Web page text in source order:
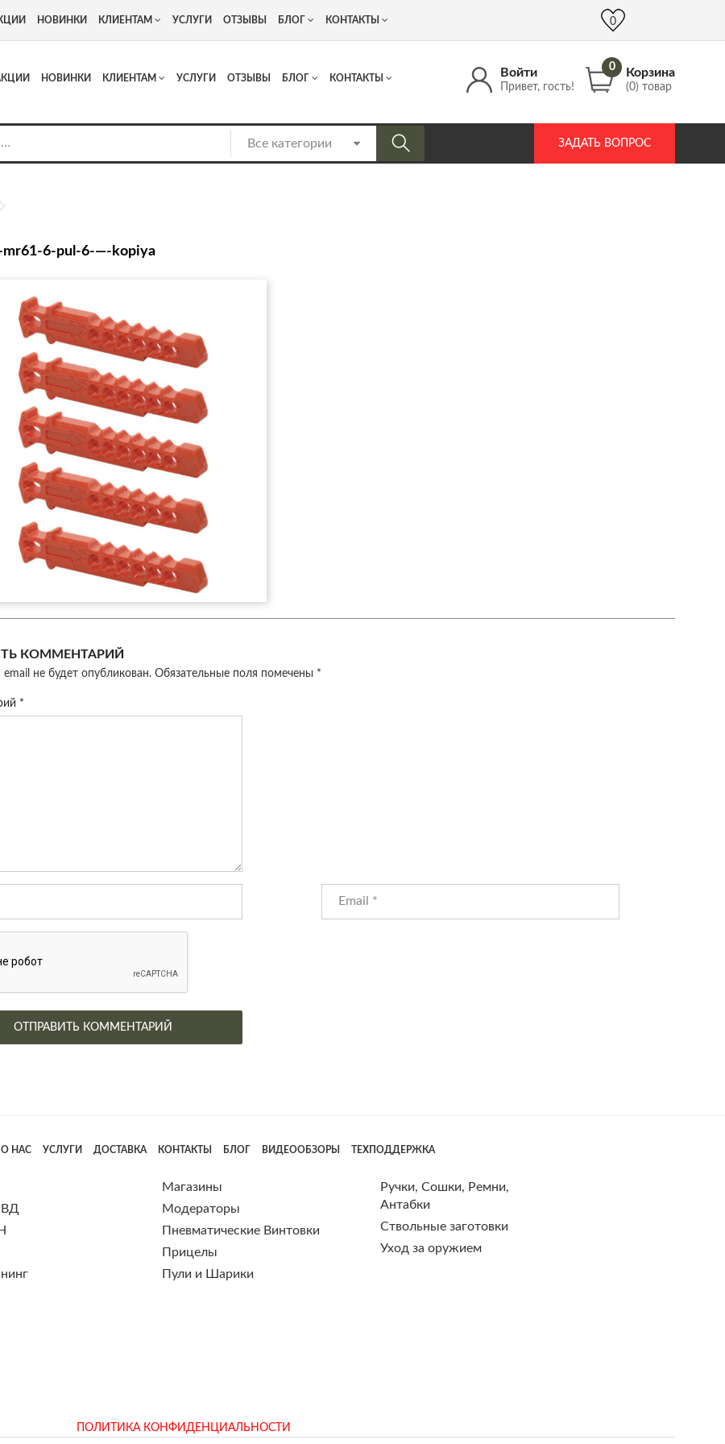
Адрес: г. Москва, Люберцы, Котельнический проезд 13 +7 (917) 537 17 16 info@DrozdPcp.ru
Войти
Привет, гость!
0 Корзина
(0) товар
НОВИНКИ КЛИЕНТАМ УСЛУГИ ОТЗЫВЫ БЛОГ КОНТАКТЫ
ЗАДАТЬ ВОПРОС
НОВИНКИ КЛИЕНТАМ УСЛУГИ ОТЗЫВЫ БЛОГ КОНТАКТЫ 0
mr61-6-pul-6-—-kopiya
КОММЕНТАРИЙ
не будет опубликован. Обязательные поля помечены *
*
О НАС УСЛУГИ ДОСТАВКА КОНТАКТЫ БЛОГ ВИДЕООБЗОРЫ ТЕХПОДДЕРЖКА
Магазины
Модераторы
Пневматические Винтовки
Прицелы
Пули и Шарики
Ручки, Сошки, Ремни,
Антабки
Ствольные заготовки
Уход за оружием
ПОЛИТИКА КОНФИДЕНЦИАЛЬНОСТИ